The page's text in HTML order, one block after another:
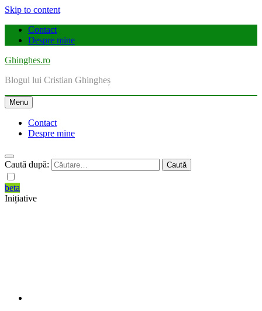
Skip to content
Contact
Despre mine
Ghinghes.ro
Blogul lui Cristian Ghingheș
Menu
Contact
Despre mine
Caută după:
beta
Inițiative